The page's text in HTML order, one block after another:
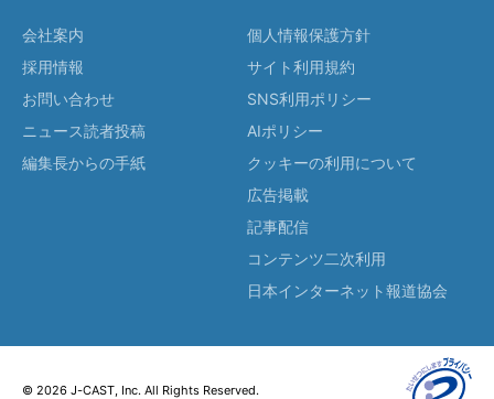
会社案内
採用情報
お問い合わせ
ニュース読者投稿
編集長からの手紙
個人情報保護方針
サイト利用規約
SNS利用ポリシー
AIポリシー
クッキーの利用について
広告掲載
記事配信
コンテンツ二次利用
日本インターネット報道協会
© 2026 J-CAST, Inc. All Rights Reserved.